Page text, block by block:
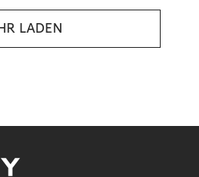
LADEN